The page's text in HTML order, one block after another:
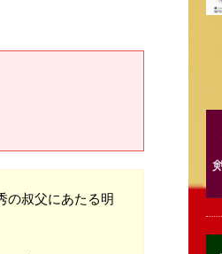
の叔父にあたる明